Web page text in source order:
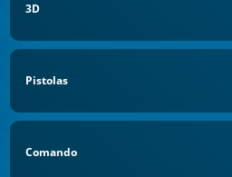
3D
Pistolas
Comando